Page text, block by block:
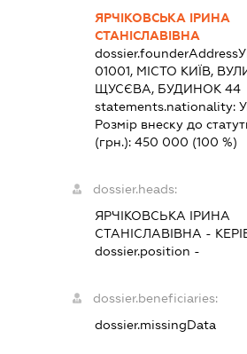
ЯРЧІКОВСЬКА ІРИНА
СТАНІСЛАВІВНА
dossier.founderAddress
01001, МІСТО КИЇВ,
ЩУСЄВА, БУДИНОК 44
statements.nationality:
Розмір внеску до
(грн.): 450 000 (100 %)
dossier.heads:
ЯРЧІКОВСЬКА ІРИНА
СТАНІСЛАВІВНА -
dossier.position -
dossier.beneficiaries:
dossier.missingData